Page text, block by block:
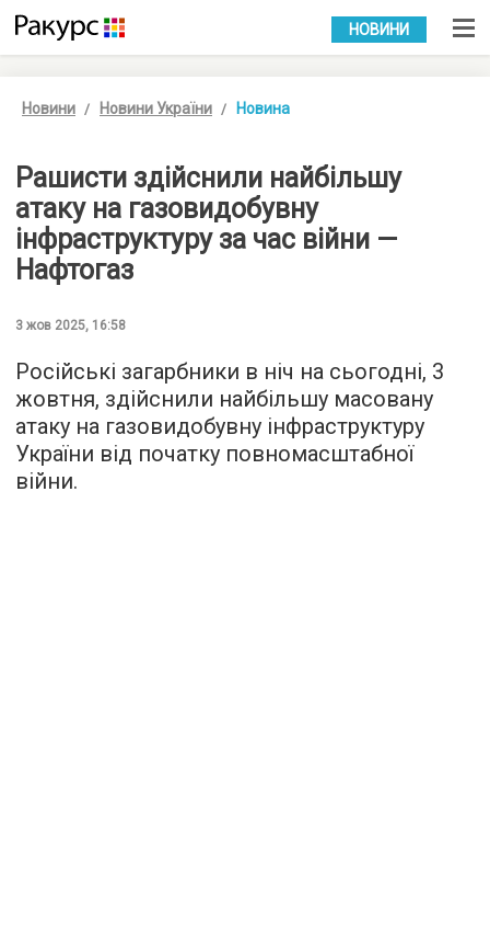
УКР РУС
НОВИНИ
Новини Новини України Новина
Рашисти здійснили найбільшу
атаку на газовидобувну
інфраструктуру за час війни —
Нафтогаз
3 жов 2025, 16:58
Російські загарбники в ніч на сьогодні, 3
жовтня, здійснили найбільшу масовану
атаку на газовидобувну інфраструктуру
України від початку повномасштабної
війни.